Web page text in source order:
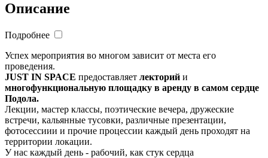
Описание
Подробнее
Успех мероприятия во многом зависит от места его
проведения.
JUST IN SPACE предоставляет лекторий и
многофункциональную площадку в аренду в самом сердце
Подола.
Лекции, мастер классы, поэтические вечера, дружеские
встречи, кальянные тусовки, различные презентации,
фотосессиии и прочие процессии каждый день проходят на
территории локации.
У нас каждый день - рабочий, как стук сердца